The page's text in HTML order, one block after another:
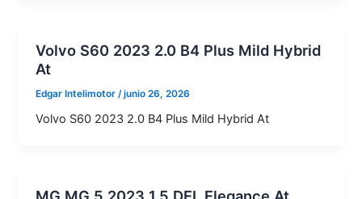
Volvo S60 2023 2.0 B4 Plus Mild Hybrid
At
Edgar Intelimotor/junio 26, 2026
Volvo S60 2023 2.0 B4 Plus Mild Hybrid At